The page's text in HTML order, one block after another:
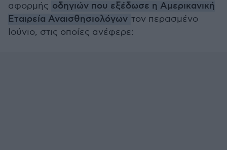
αφορμής οδηγιών που εξέδωσε η Αμερικανική
Εταιρεία Αναισθησιολόγων τον περασμένο
Ιούνιο, στις οποίες ανέφερε: